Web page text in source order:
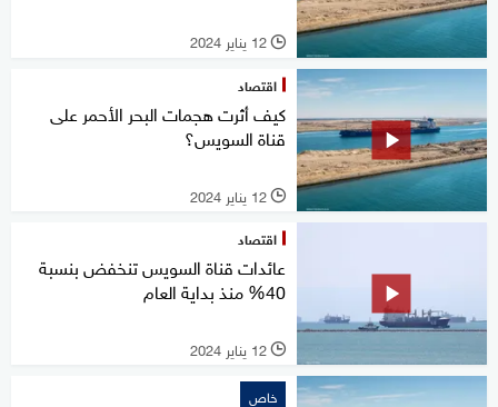
l 12 يناير 2024
اقتصاد
كيف أثرت هجمات البحر الأحمر على
قناة السويس؟
l 12 يناير 2024
اقتصاد
عائدات قناة السويس تنخفض بنسبة
40% منذ بداية العام
l 12 يناير 2024
خاص